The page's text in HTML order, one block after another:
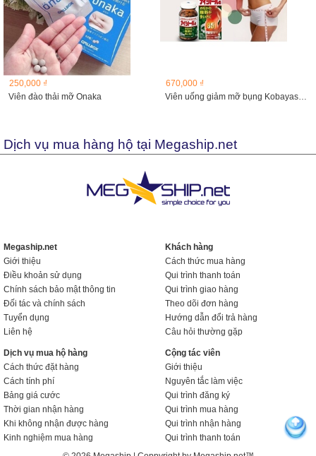
250,000 ₫
Viên đào thải mỡ Onaka
670,000 ₫
Viên uống giảm mỡ bụng Kobayashi Naishitoru 85A, 280 viên
Dịch vụ mua hàng hộ tại Megaship.net
Megaship.net
Giới thiệu
Điều khoản sử dụng
Chính sách bảo mật thông tin
Đối tác và chính sách
Tuyển dụng
Liên hệ
Khách hàng
Cách thức mua hàng
Qui trình thanh toán
Qui trình giao hàng
Theo dõi đơn hàng
Hướng dẫn đổi trả hàng
Câu hỏi thường gặp
Dịch vụ mua hộ hàng
Cách thức đặt hàng
Cách tính phí
Bảng giá cước
Thời gian nhận hàng
Khi không nhận được hàng
Kinh nghiệm mua hàng
Cộng tác viên
Giới thiệu
Nguyên tắc làm việc
Qui trình đăng ký
Qui trình mua hàng
Qui trình nhận hàng
Qui trình thanh toán